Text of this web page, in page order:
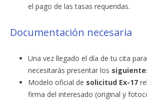
el pago de las tasas requeridas.
Documentación necesaria
Una vez llegado el día de tu cita
necesitarás presentar los
Modelo oficial de solicitud Ex-17
firma del interesado (original y